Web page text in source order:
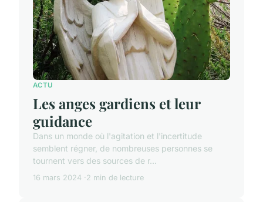
ACTU
Les anges gardiens et leur
guidance
Dans un monde où l'agitation et l'incertitude
semblent régner, de nombreuses personnes se
tournent vers des sources de r...
16 mars 2024 2 min de lecture